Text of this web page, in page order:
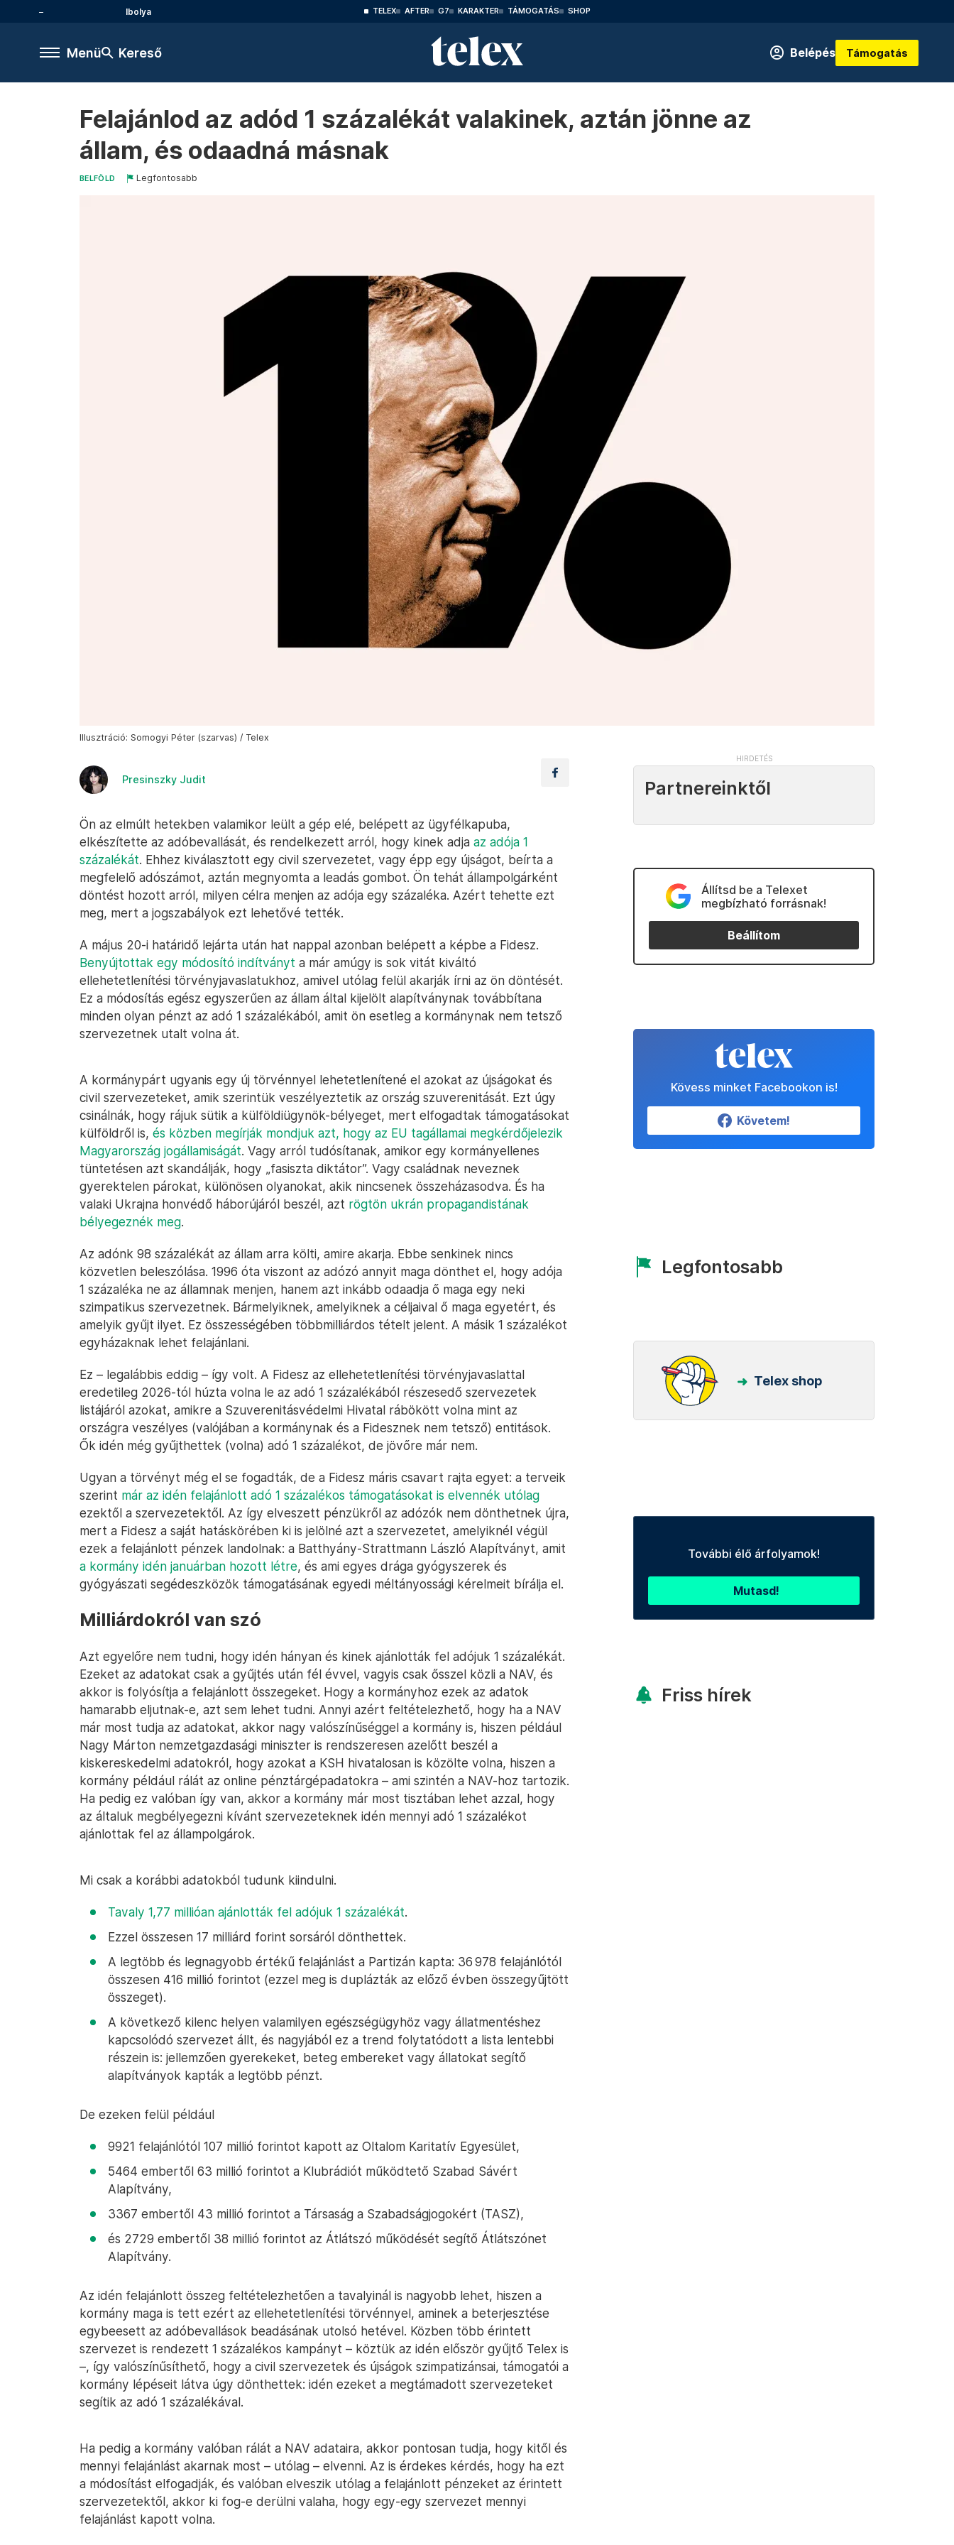
Ibolya TELEX AFTER G7 KARAKTER TÁMOGATÁS SHOP
Menü Kereső Belépés Támogatás
Felajánlod az adód 1 százalékát valakinek, aztán jönne az
állam, és odaadná másnak
BELFÖLD Legfontosabb
Illusztráció: Somogyi Péter (szarvas) / Telex
Presinszky Judit
Ön az elmúlt hetekben valamikor leült a gép elé, belépett az ügyfélkapuba,
elkészítette az adóbevallását, és rendelkezett arról, hogy kinek adja az adója 1
százalékát. Ehhez kiválasztott egy civil szervezetet, vagy épp egy újságot, beírta a
megfelelő adószámot, aztán megnyomta a leadás gombot. Ön tehát állampolgárként
döntést hozott arról, milyen célra menjen az adója egy százaléka. Azért tehette ezt
meg, mert a jogszabályok ezt lehetővé tették.
A május 20-i határidő lejárta után hat nappal azonban belépett a képbe a Fidesz.
Benyújtottak egy módosító indítványt a már amúgy is sok vitát kiváltó
ellehetetlenítési törvényjavaslatukhoz, amivel utólag felül akarják írni az ön döntését.
Ez a módosítás egész egyszerűen az állam által kijelölt alapítványnak továbbítana
minden olyan pénzt az adó 1 százalékából, amit ön esetleg a kormánynak nem tetsző
szervezetnek utalt volna át.
A kormánypárt ugyanis egy új törvénnyel lehetetlenítené el azokat az újságokat és
civil szervezeteket, amik szerintük veszélyeztetik az ország szuverenitását. Ezt úgy
csinálnák, hogy rájuk sütik a külföldiügynök-bélyeget, mert elfogadtak támogatásokat
külföldről is, és közben megírják mondjuk azt, hogy az EU tagállamai megkérdőjelezik
Magyarország jogállamiságát. Vagy arról tudósítanak, amikor egy kormányellenes
tüntetésen azt skandálják, hogy „fasiszta diktátor”. Vagy családnak neveznek
gyerektelen párokat, különösen olyanokat, akik nincsenek összeházasodva. És ha
valaki Ukrajna honvédő háborújáról beszél, azt rögtön ukrán propagandistának
bélyegeznék meg.
Az adónk 98 százalékát az állam arra költi, amire akarja. Ebbe senkinek nincs
közvetlen beleszólása. 1996 óta viszont az adózó annyit maga dönthet el, hogy adója
1 százaléka ne az államnak menjen, hanem azt inkább odaadja ő maga egy neki
szimpatikus szervezetnek. Bármelyiknek, amelyiknek a céljaival ő maga egyetért, és
amelyik gyűjt ilyet. Ez összességében többmilliárdos tételt jelent. A másik 1 százalékot
egyházaknak lehet felajánlani.
Ez – legalábbis eddig – így volt. A Fidesz az ellehetetlenítési törvényjavaslattal
eredetileg 2026-tól húzta volna le az adó 1 százalékából részesedő szervezetek
listájáról azokat, amikre a Szuverenitásvédelmi Hivatal rábökött volna mint az
országra veszélyes (valójában a kormánynak és a Fidesznek nem tetsző) entitások.
Ők idén még gyűjthettek (volna) adó 1 százalékot, de jövőre már nem.
Ugyan a törvényt még el se fogadták, de a Fidesz máris csavart rajta egyet: a terveik
szerint már az idén felajánlott adó 1 százalékos támogatásokat is elvennék utólag
ezektől a szervezetektől. Az így elveszett pénzükről az adózók nem dönthetnek újra,
mert a Fidesz a saját hatáskörében ki is jelölné azt a szervezetet, amelyiknél végül
ezek a felajánlott pénzek landolnak: a Batthyány-Strattmann László Alapítványt, amit
a kormány idén januárban hozott létre, és ami egyes drága gyógyszerek és
gyógyászati segédeszközök támogatásának egyedi méltányossági kérelmeit bírálja el.
Milliárdokról van szó
Azt egyelőre nem tudni, hogy idén hányan és kinek ajánlották fel adójuk 1 százalékát.
Ezeket az adatokat csak a gyűjtés után fél évvel, vagyis csak ősszel közli a NAV, és
akkor is folyósítja a felajánlott összegeket. Hogy a kormányhoz ezek az adatok
hamarabb eljutnak-e, azt sem lehet tudni. Annyi azért feltételezhető, hogy ha a NAV
már most tudja az adatokat, akkor nagy valószínűséggel a kormány is, hiszen például
Nagy Márton nemzetgazdasági miniszter is rendszeresen azelőtt beszél a
kiskereskedelmi adatokról, hogy azokat a KSH hivatalosan is közölte volna, hiszen a
kormány például rálát az online pénztárgépadatokra – ami szintén a NAV-hoz tartozik.
Ha pedig ez valóban így van, akkor a kormány már most tisztában lehet azzal, hogy
az általuk megbélyegezni kívánt szervezeteknek idén mennyi adó 1 százalékot
ajánlottak fel az állampolgárok.
Mi csak a korábbi adatokból tudunk kiindulni.
Tavaly 1,77 millióan ajánlották fel adójuk 1 százalékát.
Ezzel összesen 17 milliárd forint sorsáról dönthettek.
A legtöbb és legnagyobb értékű felajánlást a Partizán kapta: 36 978 felajánlótól
összesen 416 millió forintot (ezzel meg is duplázták az előző évben összegyűjtött
összeget).
A következő kilenc helyen valamilyen egészségügyhöz vagy állatmentéshez
kapcsolódó szervezet állt, és nagyjából ez a trend folytatódott a lista lentebbi
részein is: jellemzően gyerekeket, beteg embereket vagy állatokat segítő
alapítványok kapták a legtöbb pénzt.
De ezeken felül például
9921 felajánlótól 107 millió forintot kapott az Oltalom Karitatív Egyesület,
5464 embertől 63 millió forintot a Klubrádiót működtető Szabad Sávért
Alapítvány,
3367 embertől 43 millió forintot a Társaság a Szabadságjogokért (TASZ),
és 2729 embertől 38 millió forintot az Átlátszó működését segítő Átlátszónet
Alapítvány.
Az idén felajánlott összeg feltételezhetően a tavalyinál is nagyobb lehet, hiszen a
kormány maga is tett ezért az ellehetetlenítési törvénnyel, aminek a beterjesztése
egybeesett az adóbevallások beadásának utolsó hetével. Közben több érintett
szervezet is rendezett 1 százalékos kampányt – köztük az idén először gyűjtő Telex is
–, így valószínűsíthető, hogy a civil szervezetek és újságok szimpatizánsai, támogatói a
kormány lépéseit látva úgy dönthettek: idén ezeket a megtámadott szervezeteket
segítik az adó 1 százalékával.
Ha pedig a kormány valóban rálát a NAV adataira, akkor pontosan tudja, hogy kitől és
mennyi felajánlást akarnak most – utólag – elvenni. Az is érdekes kérdés, hogy ha ezt
a módosítást elfogadják, és valóban elveszik utólag a felajánlott pénzeket az érintett
szervezetektől, akkor ki fog-e derülni valaha, hogy egy-egy szervezet mennyi
felajánlást kapott volna.
Partnereinktől
Állítsd be a Telexet
megbízható forrásnak!
Beállítom
Kövess minket Facebookon is!
Követem!
Legfontosabb
Telex shop
További élő árfolyamok!
Mutasd!
Friss hírek